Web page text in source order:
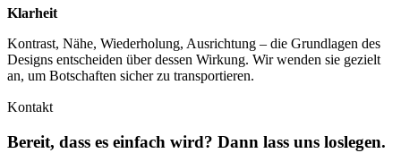
Klarheit
Kontrast, Nähe, Wiederholung, Ausrichtung – die Grundlagen des
Designs entscheiden über dessen Wirkung. Wir wenden sie gezielt
an, um Botschaften sicher zu transportieren.
Kontakt
Bereit, dass es einfach wird? Dann lass uns loslegen.